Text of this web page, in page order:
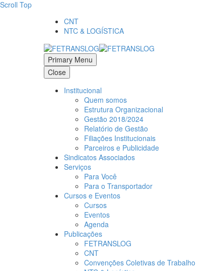
Scroll Top
CNT
NTC & LOGÍSTICA
Primary Menu
Close
Institucional
Quem somos
Estrutura Organizacional
Gestão 2018/2024
Relatório de Gestão
Filiações Institucionais
Parceiros e Publicidade
Sindicatos Associados
Serviços
Para Você
Para o Transportador
Cursos e Eventos
Cursos
Eventos
Agenda
Publicações
FETRANSLOG
CNT
Convenções Coletivas de Trabalho